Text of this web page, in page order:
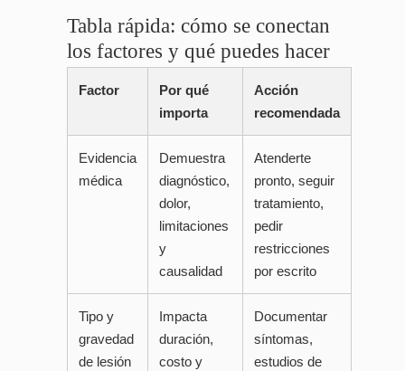
Tabla rápida: cómo se conectan
los factores y qué puedes hacer
Factor
Por qué
importa
Acción
recomendada
Evidencia
médica
Demuestra
diagnóstico,
dolor,
limitaciones
y
causalidad
Atenderte
pronto, seguir
tratamiento,
pedir
restricciones
por escrito
Tipo y
gravedad
de lesión
Impacta
duración,
costo y
Documentar
síntomas,
estudios de